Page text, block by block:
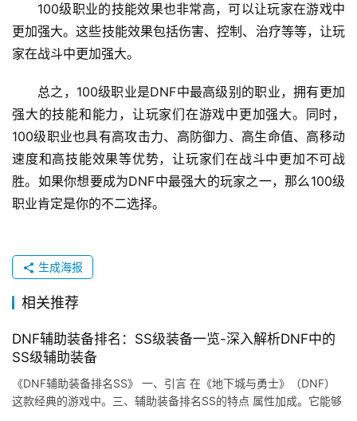
100级职业的技能效果也非常高，可以让玩家在游戏中
更加强大。这些技能效果包括伤害、控制、治疗等等，让玩
家在战斗中更加强大。
总之，100级职业是DNF中最高级别的职业，拥有更加
强大的技能和能力，让玩家们在游戏中更加强大。同时，
100级职业也具有高攻击力、高防御力、高生命值、高移动
速度和高技能效果等优势，让玩家们在战斗中更加不可战
胜。如果你想要成为DNF中最强大的玩家之一，那么100级
职业肯定是你的不二选择。
生成海报
相关推荐
DNF辅助装备排名：SS级装备一览-深入解析DNF中的
SS级辅助装备
《DNF辅助装备排名SS》 一、引言 在《地下城与勇士》（DNF）
这款经典的游戏中。三、辅助装备排名SS的特点 属性加成。它能够